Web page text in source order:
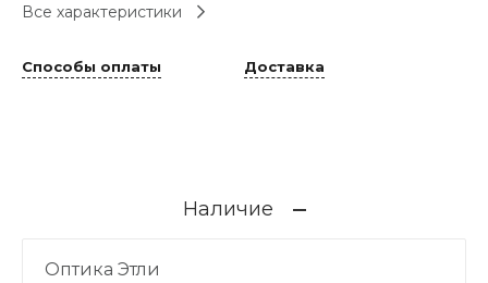
Все характеристики
Способы оплаты Доставка
Наличие
Оптика Этли